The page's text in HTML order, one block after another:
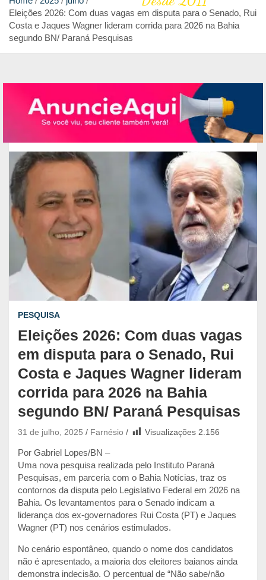
Eleições 2026: Com duas vagas em disputa para o Senado, Rui
Costa e Jaques Wagner lideram corrida para 2026 na Bahia
segundo BN/ Paraná Pesquisas
PESQUISA
Eleições 2026: Com duas vagas
em disputa para o Senado, Rui
Costa e Jaques Wagner lideram
corrida para 2026 na Bahia
segundo BN/ Paraná Pesquisas
31 de julho, 2025 Farnésio Visualizações 2.156
Por Gabriel Lopes/BN –
Uma nova pesquisa realizada pelo Instituto Paraná
Pesquisas, em parceria com o Bahia Notícias, traz os
contornos da disputa pelo Legislativo Federal em 2026 na
Bahia. Os levantamentos para o Senado indicam a
liderança dos ex-governadores Rui Costa (PT) e Jaques
Wagner (PT) nos cenários estimulados.
No cenário espontâneo, quando o nome dos candidatos
não é apresentado, a maioria dos eleitores baianos ainda
demonstra indecisão. O percentual de “Não sabe/não